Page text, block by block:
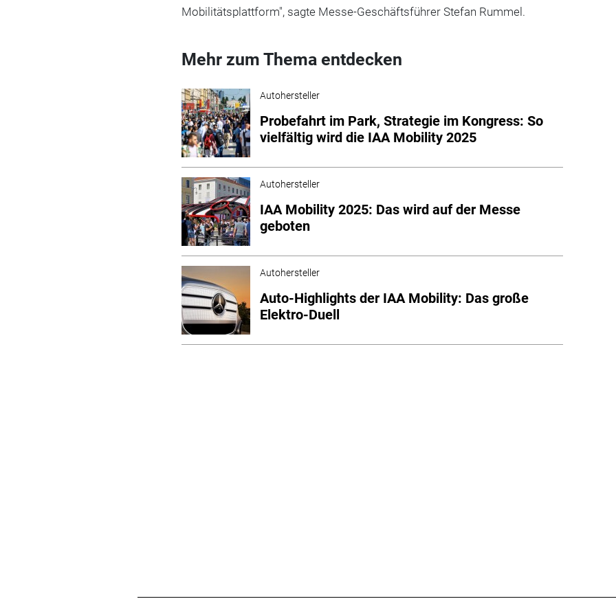
Mobilitätsplattform", sagte Messe-Geschäftsführer Stefan Rummel.
Mehr zum Thema entdecken
Autohersteller
Probefahrt im Park, Strategie im Kongress: So
vielfältig wird die IAA Mobility 2025
Autohersteller
IAA Mobility 2025: Das wird auf der Messe
geboten
Autohersteller
Auto-Highlights der IAA Mobility: Das große
Elektro-Duell